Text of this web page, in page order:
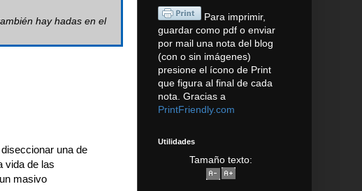
hay hadas en el
una de
vida de las
masivo
Para imprimir,
guardar como pdf o enviar
por mail una nota del blog
(con o sin imágenes)
presione el ícono de Print
que figura al final de cada
nota. Gracias a
PrintFriendly.com
Utilidades
Tamaño texto: